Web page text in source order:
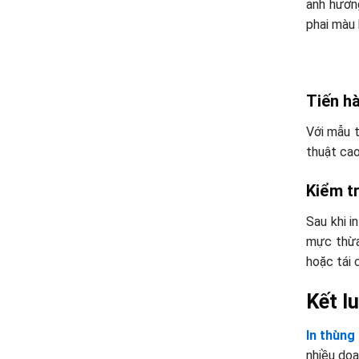
ảnh
phai
Tiến
Với mẫu
thuật
Kiểm
Sau khi
mực
hoặc tái
Kết
In thùng
nhiều